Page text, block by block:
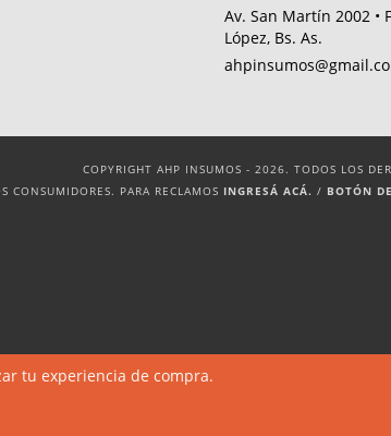
tu experiencia de compra.
Av. San Martín 2002 •
López, Bs. As.
COPYRIGHT AHP INSUMOS - 2026. TODOS LOS
CONSUMIDORES. PARA RECLAMOS INGRESÁ ACÁ. / BOTÓN